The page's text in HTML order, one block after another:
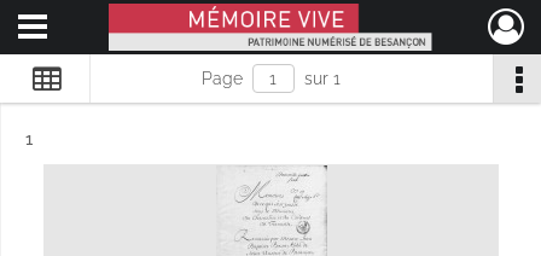
Mémoire Vive patrimoine numérisé de Besançon
Ouvrir le menu déroulant
Page sur 1
Résultat n°
1